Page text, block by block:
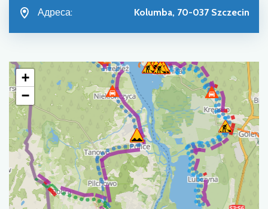
Адреса: Kolumba, 70-037 Szczecin
+
−